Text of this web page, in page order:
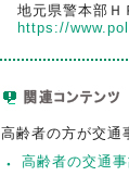
地元県警本部Ｈ
https://
高齢者の方が交通
高齢者の交通